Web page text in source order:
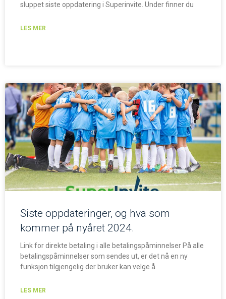
sluppet siste oppdatering i Superinvite. Under finner du
LES MER
Siste oppdateringer, og hva som
kommer på nyåret 2024.
Link for direkte betaling i alle betalingspåminnelser På alle
betalingspåminnelser som sendes ut, er det nå en ny
funksjon tilgjengelig der bruker kan velge å
LES MER